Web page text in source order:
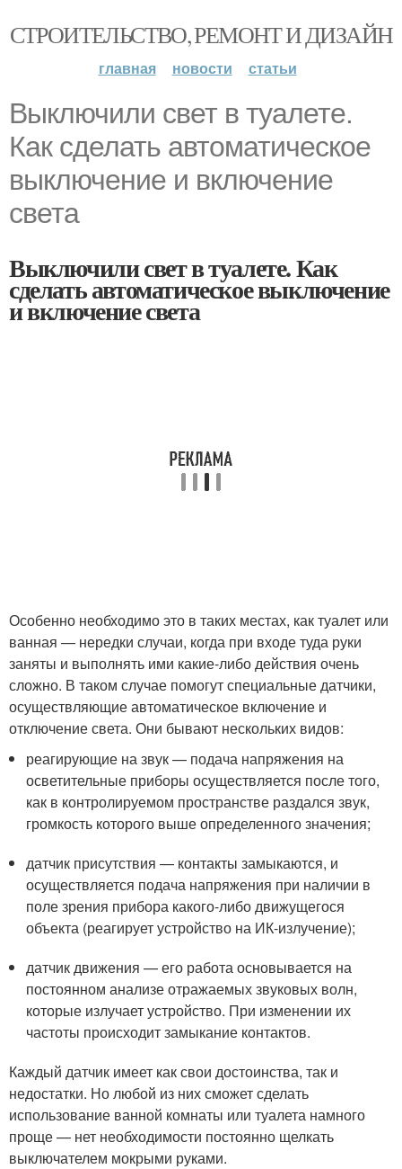
СТРОИТЕЛЬСТВО, РЕМОНТ И ДИЗАЙН
главная новости статьи
Выключили свет в туалете.
Как сделать автоматическое
выключение и включение
света
Выключили свет в туалете. Как
сделать автоматическое выключение
и включение света
Особенно необходимо это в таких местах, как туалет или
ванная — нередки случаи, когда при входе туда руки
заняты и выполнять ими какие-либо действия очень
сложно. В таком случае помогут специальные датчики,
осуществляющие автоматическое включение и
отключение света. Они бывают нескольких видов:
реагирующие на звук — подача напряжения на
осветительные приборы осуществляется после того,
как в контролируемом пространстве раздался звук,
громкость которого выше определенного значения;
датчик присутствия — контакты замыкаются, и
осуществляется подача напряжения при наличии в
поле зрения прибора какого-либо движущегося
объекта (реагирует устройство на ИК-излучение);
датчик движения — его работа основывается на
постоянном анализе отражаемых звуковых волн,
которые излучает устройство. При изменении их
частоты происходит замыкание контактов.
Каждый датчик имеет как свои достоинства, так и
недостатки. Но любой из них сможет сделать
использование ванной комнаты или туалета намного
проще — нет необходимости постоянно щелкать
выключателем мокрыми руками.